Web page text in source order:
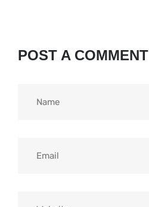
POST A COMMENT